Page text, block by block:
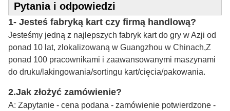
Pytania i odpowiedzi
1- Jesteś fabryką kart czy firmą handlową?
Jesteśmy jedną z najlepszych fabryk kart do gry w Azji od
ponad 10 lat, zlokalizowaną w Guangzhou w Chinach,Z
ponad 100 pracownikami i zaawansowanymi maszynami
do druku/lakingowania/sortingu kart/cięcia/pakowania.
2.Jak złożyć zamówienie?
A: Zapytanie - cena podana - zamówienie potwierdzone -